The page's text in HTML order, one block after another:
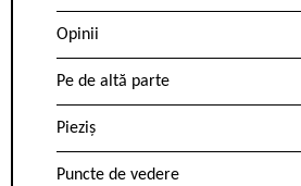
Opinii
Pe de altă parte
Pieziș
Puncte de vedere